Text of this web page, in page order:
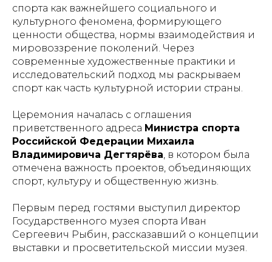
спорта как важнейшего социального и
культурного феномена, формирующего
ценности общества, нормы взаимодействия и
мировоззрение поколений. Через
современные художественные практики и
исследовательский подход мы раскрываем
спорт как часть культурной истории страны.
Церемония началась с оглашения
приветственного адреса Министра спорта
Российской Федерации Михаила
Владимировича Дегтярёва, в котором была
отмечена важность проектов, объединяющих
спорт, культуру и общественную жизнь.
Первым перед гостями выступил директор
Государственного музея спорта Иван
Сергеевич Рыбин, рассказавший о концепции
выставки и просветительской миссии музея.